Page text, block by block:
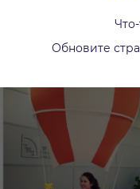
Обновите